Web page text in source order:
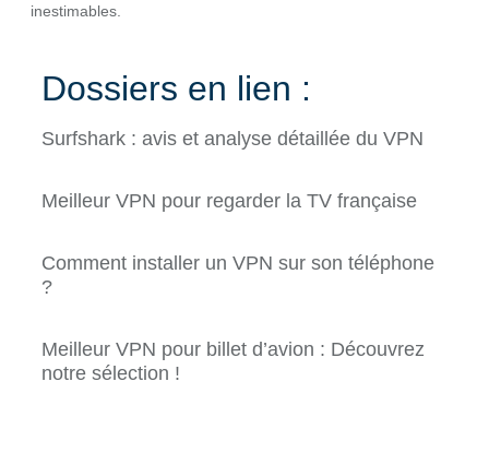
inestimables.
Dossiers en lien :
Surfshark : avis et analyse détaillée du VPN
Meilleur VPN pour regarder la TV française
Comment installer un VPN sur son téléphone
?
Meilleur VPN pour billet d’avion : Découvrez
notre sélection !